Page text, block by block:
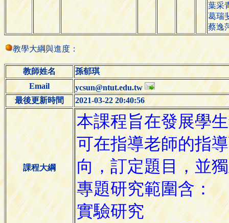
葉采
葛瑞
蔡逸
教學大綱與進度：
教師姓名
孫郁琪
Email
ycsun@ntut.edu.tw
最後更新時間
2021-03-22 20:40:56
課程大綱